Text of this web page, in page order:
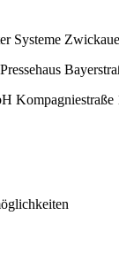
Systeme
Kompagniestraße